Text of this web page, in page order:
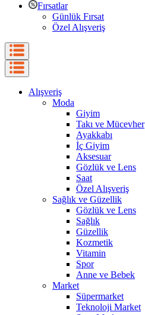
Fırsatlar
Günlük Fırsat
Özel Alışveriş
Alışveriş
Moda
Giyim
Takı ve Mücevher
Ayakkabı
İç Giyim
Aksesuar
Gözlük ve Lens
Saat
Özel Alışveriş
Sağlık ve Güzellik
Gözlük ve Lens
Sağlık
Güzellik
Kozmetik
Vitamin
Spor
Anne ve Bebek
Market
Süpermarket
Teknoloji Market